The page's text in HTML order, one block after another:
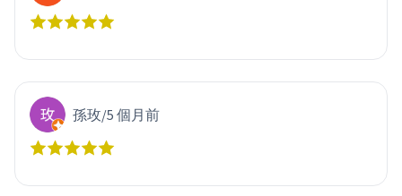
孫玫/5 個月前